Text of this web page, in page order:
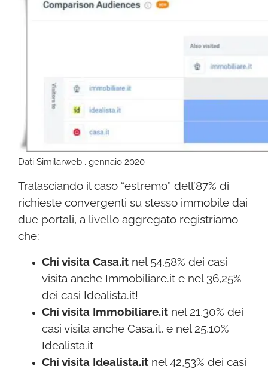
Dati Similarweb . gennaio 2020
Tralasciando il caso “estremo” dell’87% di
richieste convergenti su stesso immobile dai
due portali, a livello aggregato registriamo
che:
Chi visita Casa.it nel 54,58% dei casi
visita anche Immobiliare.it e nel 36,25%
dei casi Idealista.it!
Chi visita Immobiliare.it nel 21,30% dei
casi visita anche Casa.it, e nel 25,10%
Idealista.it
Chi visita Idealista.it nel 42,53% dei casi